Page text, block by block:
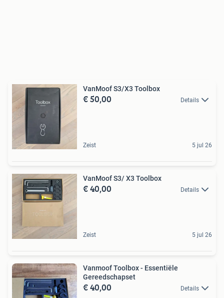
VanMoof S3/X3 Toolbox
€ 50,00 Details
Zeist 5 jul 26
VanMoof S3/ X3 Toolbox
€ 40,00 Details
Zeist 5 jul 26
Vanmoof Toolbox - Essentiële
Gereedschapset
€ 40,00 Details